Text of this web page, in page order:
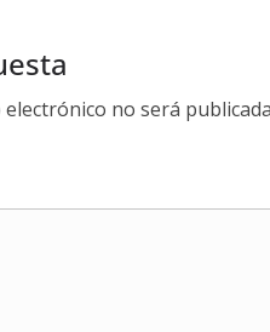
no será